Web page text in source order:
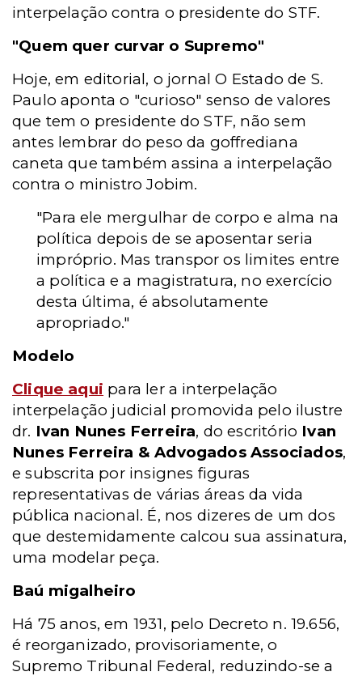
interpelação contra o presidente do STF.
"Quem quer curvar o Supremo"
Hoje, em editorial, o jornal O Estado de S.
Paulo aponta o "curioso" senso de valores
que tem o presidente do STF, não sem
antes lembrar do peso da goffrediana
caneta que também assina a interpelação
contra o ministro Jobim.
"Para ele mergulhar de corpo e alma na
política depois de se aposentar seria
impróprio. Mas transpor os limites entre
a política e a magistratura, no exercício
desta última, é absolutamente
apropriado."
Modelo
Clique aqui para ler a interpelação
interpelação judicial promovida pelo ilustre
dr. Ivan Nunes Ferreira, do escritório Ivan
Nunes Ferreira & Advogados Associados,
e subscrita por insignes figuras
representativas de várias áreas da vida
pública nacional. É, nos dizeres de um dos
que destemidamente calcou sua assinatura,
uma modelar peça.
Baú migalheiro
Há 75 anos, em 1931, pelo Decreto n. 19.656,
é reorganizado, provisoriamente, o
Supremo Tribunal Federal, reduzindo-se a